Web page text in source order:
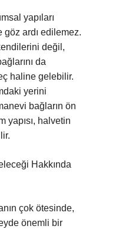
yapıları
ardı edilemez.
değil,
da
haline gelebilir.
yerini
bağların ön
yapısı, halvetin
Hakkında
çok ötesinde,
önemli bir